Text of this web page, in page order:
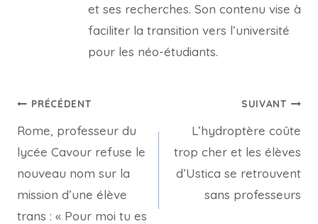
et ses recherches. Son contenu vise à
faciliter la transition vers l’université
pour les néo-étudiants.
Navigation
de
l’article
PRÉCÉDENT
Rome, professeur du
lycée Cavour refuse le
nouveau nom sur la
mission d’une élève
trans : « Pour moi tu es
SUIVANT
L’hydroptère coûte
trop cher et les élèves
d’Ustica se retrouvent
sans professeurs